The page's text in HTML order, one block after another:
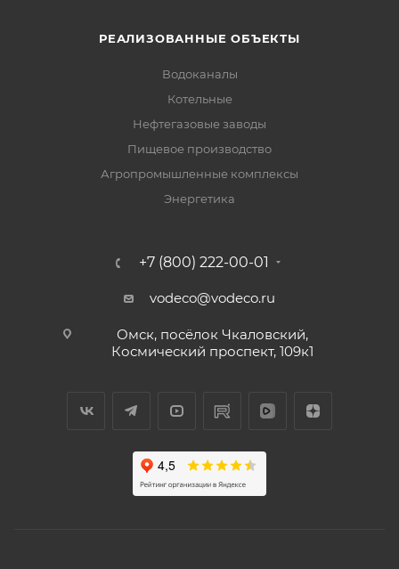
РЕАЛИЗОВАННЫЕ ОБЪЕКТЫ
Водоканалы
Котельные
Нефтегазовые заводы
Пищевое производство
Агропромышленные комплексы
Энергетика
+7 (800) 222-00-01
vodeco@vodeco.ru
Омск, посёлок Чкаловский,
Космический проспект, 109к1